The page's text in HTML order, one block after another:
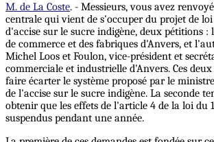
M. de La Coste. - Messieurs, vous avez
centrale qui vient de s'occuper du projet de
d'accise sur le sucre indigène, deux pétitions :
de commerce et des fabriques d'Anvers, et
Michel Loos et Foulon, vice-président et
commerciale et industrielle d'Anvers. Ces
faire écarter le système proposé par le
de l'accise sur le sucre indigène. La seconde
obtenir que les effets de l'article 4 de la loi du
suspendus pendant une année.